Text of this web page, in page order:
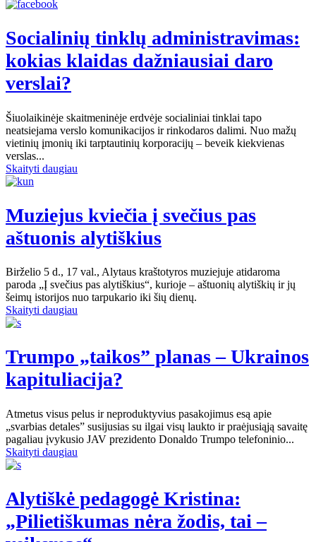
Socialinių tinklų administravimas:
kokias klaidas dažniausiai daro
verslai?
Šiuolaikinėje skaitmeninėje erdvėje socialiniai tinklai tapo
neatsiejama verslo komunikacijos ir rinkodaros dalimi. Nuo mažų
vietinių įmonių iki tarptautinių korporacijų – beveik kiekvienas
verslas...
Skaityti daugiau
Muziejus kviečia į svečius pas
aštuonis alytiškius
Birželio 5 d., 17 val., Alytaus kraštotyros muziejuje atidaroma
paroda „Į svečius pas alytiškius“, kurioje – aštuonių alytiškių ir jų
šeimų istorijos nuo tarpukario iki šių dienų.
Skaityti daugiau
Trumpo „taikos” planas – Ukrainos
kapituliacija?
Atmetus visus pelus ir neproduktyvius pasakojimus esą apie
„svarbias detales” susijusias su ilgai visų laukto ir praėjusiąją savaitę
pagaliau įvykusio JAV prezidento Donaldo Trumpo telefoninio...
Skaityti daugiau
Alytiškė pedagogė Kristina:
„Pilietiškumas nėra žodis, tai –